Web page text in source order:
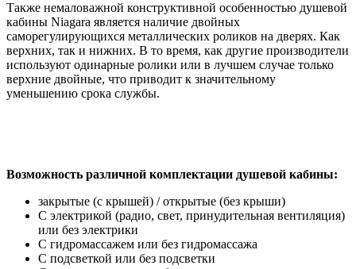
Также немаловажной конструктивной особенностью душевой
кабины Niagara является наличие двойных
саморегулирующихся металлических роликов на дверях. Как
верхних, так и нижних. В то время, как другие производители
используют одинарные ролики или в лучшем случае только
верхние двойные, что приводит к значительному
уменьшению срока службы.
Возможность различной комплектации душевой кабины:
закрытые (с крышей) / открытые (без крыши)
С электрикой (радио, свет, принудительная вентиляция)
или без электрики
С гидромассажем или без гидромассажа
С подсветкой или без подсветки